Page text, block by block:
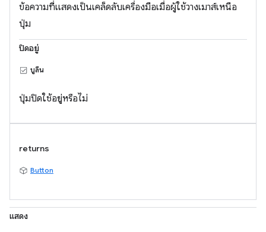
ข้อความที่แสดงเป็นเคล็ดลับเครื่องมือเมื่อผู้ใช้วางเมาส์เหนือ
ปุ่ม
ปิดอยู่
บูลีน
ปุ่มปิดใช้อยู่หรือไม่
returns
Button
แสดง